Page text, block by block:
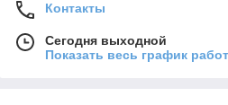
Контакты
Сегодня выходной
Показать весь график